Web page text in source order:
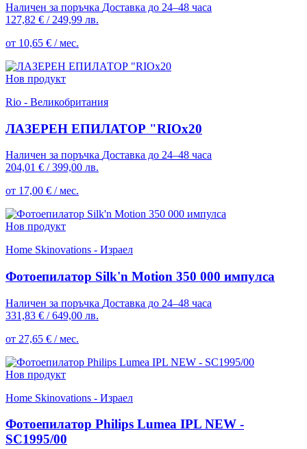
Наличен за поръчка Доставка до 24–48 часа
127,82 € / 249,99 лв.
от 10,65 € / мес.
Нов продукт
Rio - Великобритания
ЛАЗЕРЕН ЕПИЛАТОР "RIOx20
Наличен за поръчка Доставка до 24–48 часа
204,01 € / 399,00 лв.
от 17,00 € / мес.
Нов продукт
Home Skinovations - Израел
Фотоепилатор Silk'n Motion 350 000 импулса
Наличен за поръчка Доставка до 24–48 часа
331,83 € / 649,00 лв.
от 27,65 € / мес.
Нов продукт
Home Skinovations - Израел
Фотоепилатор Philips Lumea IPL NEW -
SC1995/00